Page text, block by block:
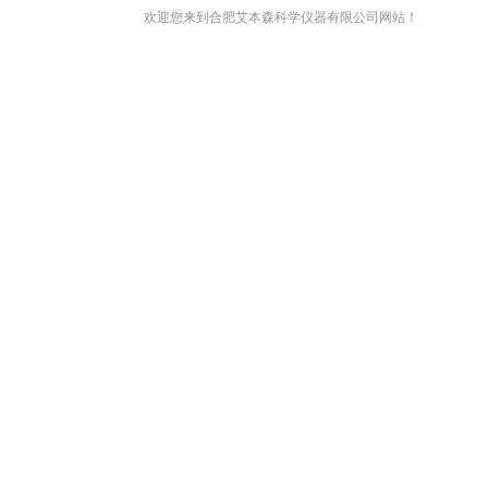
欢迎您来到合肥艾本森科学仪器有限公司网站！